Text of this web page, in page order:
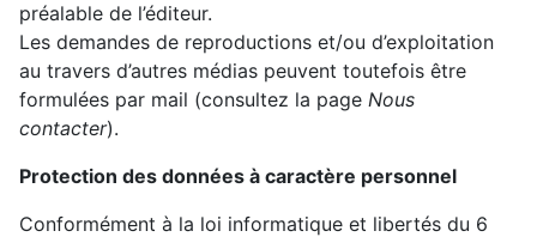
préalable de l’éditeur.
Les demandes de reproductions et/ou d’exploitation
au travers d’autres médias peuvent toutefois être
formulées par mail (consultez la page Nous
contacter).
Protection des données à caractère personnel
Conformément à la loi informatique et libertés du 6